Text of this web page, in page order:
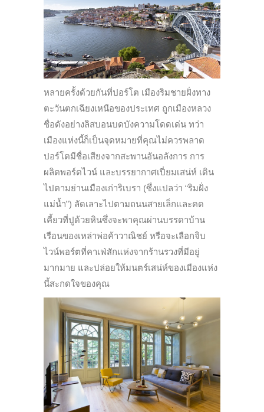
หลายครั้งด้วยกันที่ปอร์โต เมืองริมชายฝั่งทาง
ตะวันตกเฉียงเหนือของประเทศ ถูกเมืองหลวง
ชื่อดังอย่างลิสบอนบดบังความโดดเด่น ทว่า
เมืองแห่งนี้ก็เป็นจุดหมายที่คุณไม่ควรพลาด
ปอร์โตมีชื่อเสียงจากสะพานอันอลังการ การ
ผลิตพอร์ตไวน์ และบรรยากาศเปี่ยมเสน่ห์ เดิน
ไปตามย่านเมืองเก่าริเบรา (ซึ่งแปลว่า “ริมฝั่ง
แม่น้ำ”) ลัดเลาะไปตามถนนสายเล็กและคด
เคี้ยวที่ปูด้วยหินซึ่งจะพาคุณผ่านบรรดาบ้าน
เรือนของเหล่าพ่อค้าวาณิชย์ หรือจะเลือกจิบ
ไวน์พอร์ตที่คาเฟ่สักแห่งจากร้านรวงที่มีอยู่
มากมาย และปล่อยให้มนตร์เสน่ห์ของเมืองแห่ง
นี้สะกดใจของคุณ